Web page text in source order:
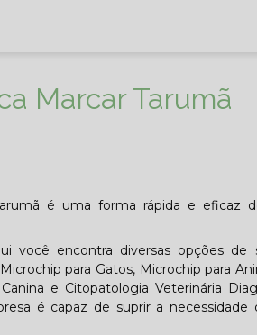
Marcar Tarumã
é uma forma rápida e eficaz
você encontra diversas opções de
para Gatos, Microchip para
e Citopatologia Veterinária
é capaz de suprir a necessidade